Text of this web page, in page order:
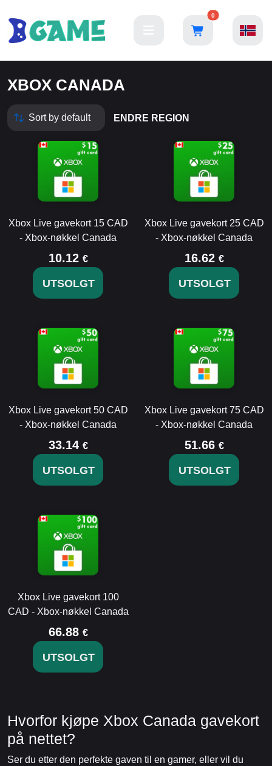
0
XBOX CANADA
ENDRE REGION
Xbox Live gavekort 15 CAD
- Xbox-nøkkel Canada
10.12 €
UTSOLGT
Xbox Live gavekort 25 CAD
- Xbox-nøkkel Canada
16.62 €
UTSOLGT
Xbox Live gavekort 50 CAD
- Xbox-nøkkel Canada
33.14 €
UTSOLGT
Xbox Live gavekort 75 CAD
- Xbox-nøkkel Canada
51.66 €
UTSOLGT
Xbox Live gavekort 100
CAD - Xbox-nøkkel Canada
66.88 €
UTSOLGT
Hvorfor kjøpe Xbox Canada gavekort
på nettet?
Ser du etter den perfekte gaven til en gamer, eller vil du